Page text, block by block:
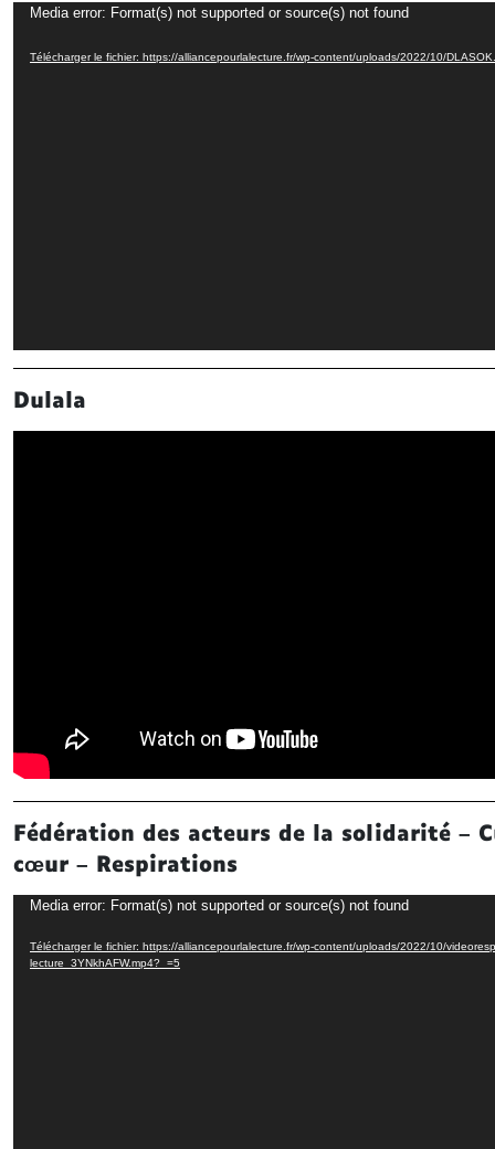
Lecteur
Media error: Format(s) not supported or source(s) not found
Télécharger le fichier: https://alliancepourlalecture.fr/wp-content/uploads/2022/10/
Dulala
Fédération des acteurs de la solidarité –
cœur – Respirations
Lecteur
Media error: Format(s) not supported or source(s) not found
Télécharger le fichier: https://alliancepourlalecture.fr/wp-content/uploads/2022/10/
lecture_3YNkhAFW.mp4?_=5